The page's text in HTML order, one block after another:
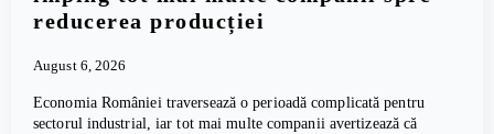
reducerea producției
August 6, 2026
Economia României traversează o perioadă complicată pentru
sectorul industrial, iar tot mai multe companii avertizează că